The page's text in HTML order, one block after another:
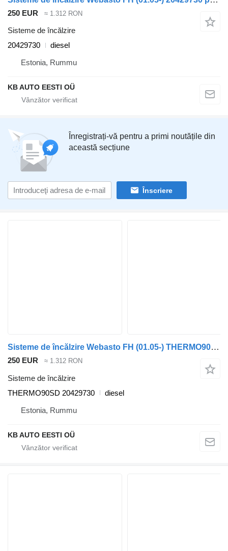
250 EUR ≈ 1.312 RON
Sisteme de încălzire
20429730
diesel
Estonia, Rummu
KB AUTO EESTI OÜ
Înregistrați-vă pentru a primi noutățile din
această secțiune
Înscriere
Sisteme de încălzire Webasto FH (01.05-) THERMO90SD pentru camion Volvo FH12, FH16, NH12, FH, VNL780 (1993-2014)
250 EUR ≈ 1.312 RON
Sisteme de încălzire
THERMO90SD 20429730
diesel
Estonia, Rummu
KB AUTO EESTI OÜ